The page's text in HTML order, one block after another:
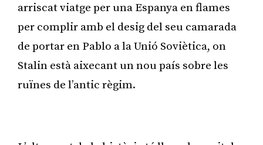
arriscat viatge per una Espanya en flames
per complir amb el desig del seu camarada
de portar en Pablo a la Unió Soviètica, on
Stalin està aixecant un nou país sobre les
ruïnes de l’antic règim.